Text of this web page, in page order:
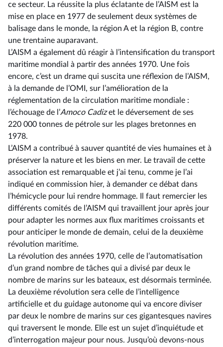
ce secteur. La réussite la plus éclatante de l’AISM est la
mise en place en 1977 de seulement deux systèmes de
balisage dans le monde, la région A et la région B, contre
une trentaine auparavant.
L’AISM a également dû réagir à l’intensification du transport
maritime mondial à partir des années 1970. Une fois
encore, c’est un drame qui suscita une réflexion de l’AISM,
à la demande de l’OMI, sur l’amélioration de la
réglementation de la circulation maritime mondiale :
l’échouage de l’Amoco Cadizet le déversement de ses
220 000 tonnes de pétrole sur les plages bretonnes en
1978.
L’AISM a contribué à sauver quantité de vies humaines et à
préserver la nature et les biens en mer. Le travail de cette
association est remarquable et j’ai tenu, comme je l’ai
indiqué en commission hier, à demander ce débat dans
l’hémicycle pour lui rendre hommage. Il faut remercier les
différents comités de l’AISM qui travaillent jour après jour
pour adapter les normes aux flux maritimes croissants et
pour anticiper le monde de demain, celui de la deuxième
révolution maritime.
La révolution des années 1970, celle de l’automatisation
d’un grand nombre de tâches qui a divisé par deux le
nombre de marins sur les bateaux, est désormais terminée.
La deuxième révolution sera celle de l’intelligence
artificielle et du guidage autonome qui va encore diviser
par deux le nombre de marins sur ces gigantesques navires
qui traversent le monde. Elle est un sujet d’inquiétude et
d’interrogation majeur pour nous. Jusqu’où devons-nous